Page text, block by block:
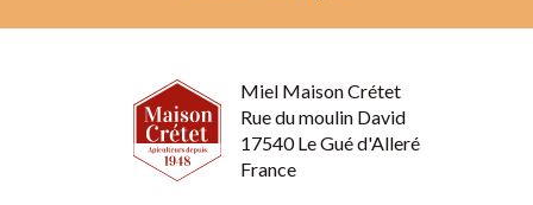
Miel Maison Crétet
Rue du moulin David
17540 Le Gué d'Alleré
France